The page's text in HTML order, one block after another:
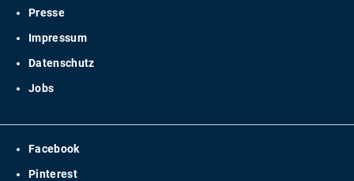
Presse
Impressum
Datenschutz
Jobs
Facebook
Pinterest